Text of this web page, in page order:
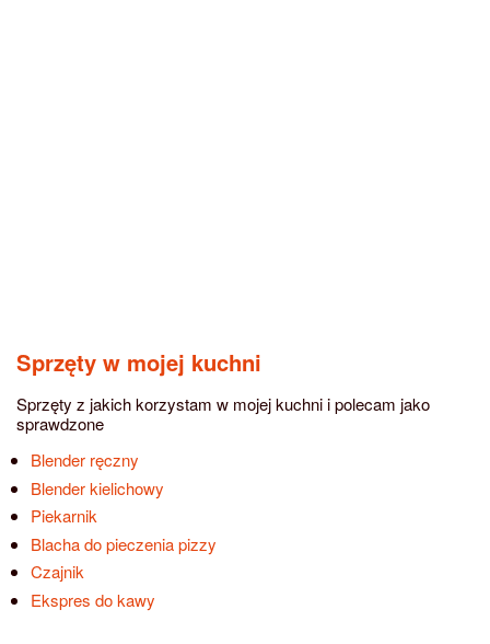
Sprzęty w mojej kuchni
Sprzęty z jakich korzystam w mojej kuchni i polecam jako
sprawdzone
Blender ręczny
Blender kielichowy
Piekarnik
Blacha do pieczenia pizzy
Czajnik
Ekspres do kawy